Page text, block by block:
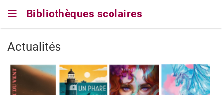
main
navigation
Bibliothèques scolaires
Actualités